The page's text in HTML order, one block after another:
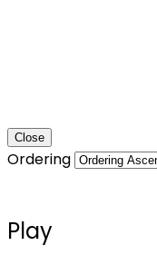
Close
Ordering
Play